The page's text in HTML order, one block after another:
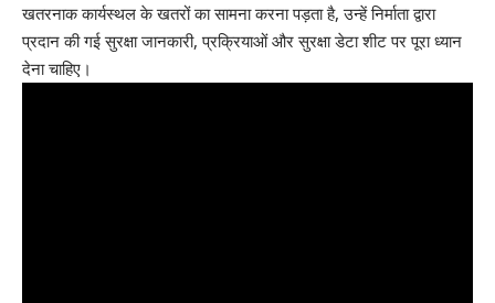
खतरनाक कार्यस्थल के खतरों का सामना करना पड़ता है, उन्हें निर्माता द्वारा
प्रदान की गई सुरक्षा जानकारी, प्रक्रियाओं और सुरक्षा डेटा शीट पर पूरा ध्यान
देना चाहिए।